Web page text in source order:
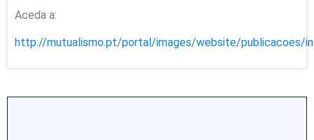
Aceda a:
http://mutualismo.pt/portal/images/website/publicacoes/